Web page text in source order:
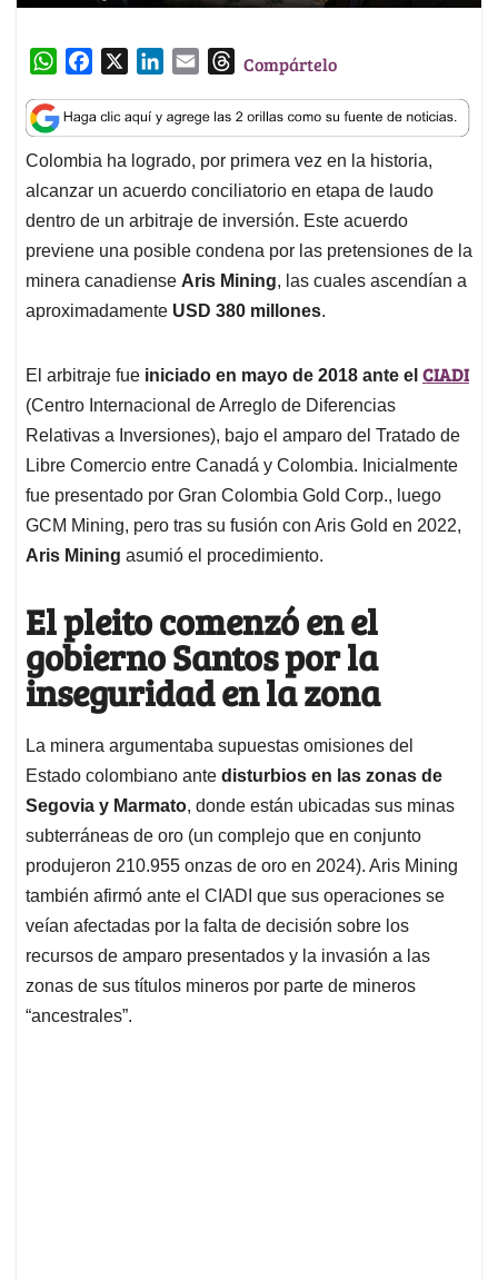
W
a
t
s
A
p
p
c
e
b
o
o
k
n
k
e
d
I
n
a
i
l
T
r
e
a
d
s
Compártelo
Colombia ha logrado, por primera vez en la historia,
alcanzar un acuerdo conciliatorio en etapa de laudo
dentro de un arbitraje de inversión. Este acuerdo
previene una posible condena por las pretensiones de la
minera canadiense Aris Mining, las cuales ascendían a
aproximadamente USD 380 millones.
El arbitraje fue iniciado en mayo de 2018 ante el CIADI
(Centro Internacional de Arreglo de Diferencias
Relativas a Inversiones), bajo el amparo del Tratado de
Libre Comercio entre Canadá y Colombia. Inicialmente
fue presentado por Gran Colombia Gold Corp., luego
GCM Mining, pero tras su fusión con Aris Gold en 2022,
Aris Mining asumió el procedimiento.
El pleito comenzó en el
gobierno Santos por la
inseguridad en la zona
La minera argumentaba supuestas omisiones del
Estado colombiano ante disturbios en las zonas de
Segovia y Marmato, donde están ubicadas sus minas
subterráneas de oro (un complejo que en conjunto
produjeron 210.955 onzas de oro en 2024). Aris Mining
también afirmó ante el CIADI que sus operaciones se
veían afectadas por la falta de decisión sobre los
recursos de amparo presentados y la invasión a las
zonas de sus títulos mineros por parte de mineros
“ancestrales”.